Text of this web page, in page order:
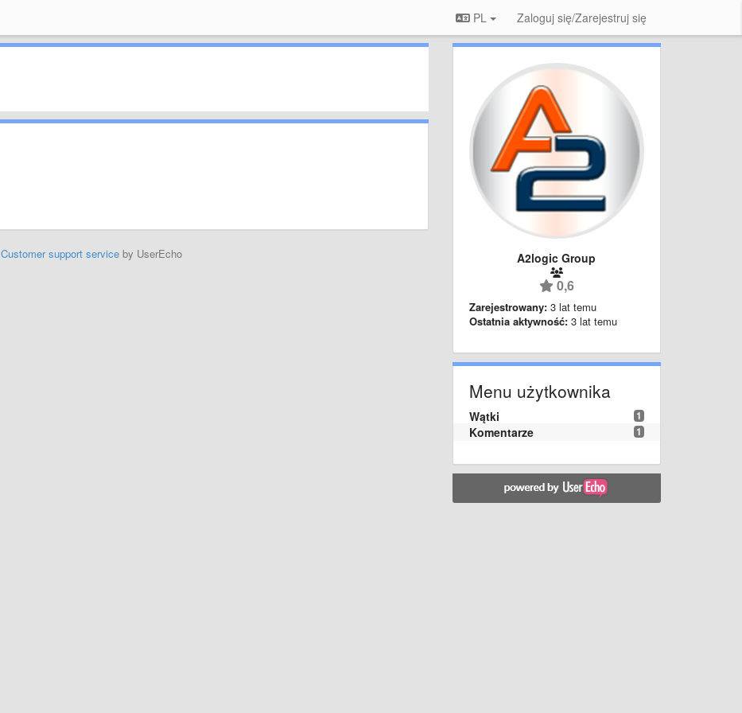
PL Zaloguj się/Zarejestruj się
Customer support serviceby UserEcho A2logic Group
0,6
Zarejestrowany: 3 lat temu
Ostatnia aktywność: 3 lat temu
Menu użytkownika
1
Wątki
1
Komentarze